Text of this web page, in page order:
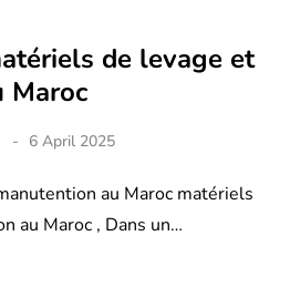
de levage et
Maroc
6 April 2025
au Maroc matériels
au Maroc , Dans un…